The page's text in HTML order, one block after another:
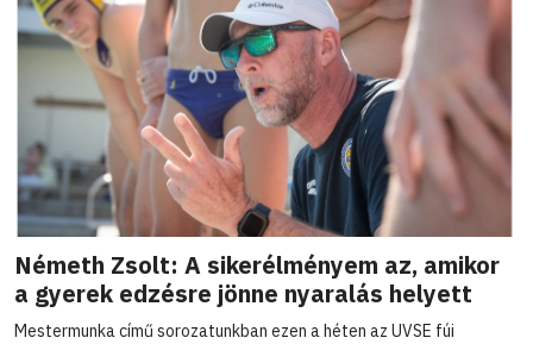
Németh Zsolt: A sikerélményem az, amikor
a gyerek edzésre jönne nyaralás helyett
Mestermunka című sorozatunkban ezen a héten az UVSE fúi